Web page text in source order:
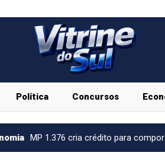
Política Concursos
crédito para compor dívida rural